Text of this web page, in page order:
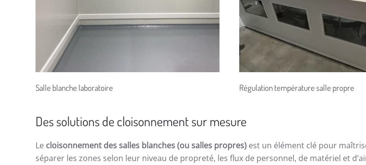
Salle blanche laboratoire Régulation température salle propre
Des solutions de cloisonnement sur mesure
Le cloisonnement des salles blanches (ou salles propres) est un élément clé pour
séparer les zones selon leur niveau de propreté, les flux de personnel, de matériel et